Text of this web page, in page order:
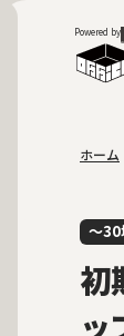
Powered by
ホーム
〜30
初
ッ